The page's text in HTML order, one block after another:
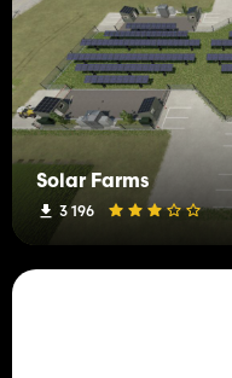
Solar Farms
3 196